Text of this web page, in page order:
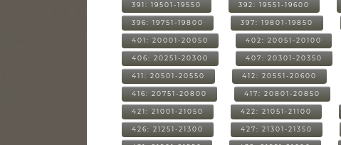
391: 19501-19550 392: 19551-19600
396: 19751-19800 397: 19801-19850
401: 20001-20050 402: 20051-20100
406: 20251-20300 407: 20301-20350
411: 20501-20550 412: 20551-20600
416: 20751-20800 417: 20801-20850
421: 21001-21050 422: 21051-21100
426: 21251-21300 427: 21301-21350